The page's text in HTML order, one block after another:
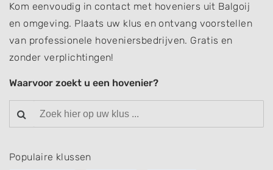
Kom eenvoudig in contact met hoveniers uit Balgoij
en omgeving. Plaats uw klus en ontvang voorstellen
van professionele hoveniersbedrijven. Gratis en
zonder verplichtingen!
Waarvoor zoekt u een hovenier?
Populaire klussen